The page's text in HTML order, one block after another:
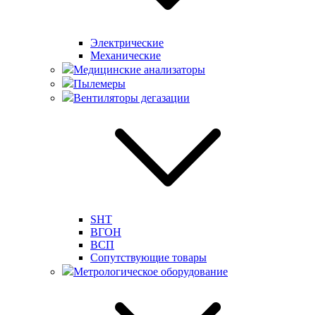
Электрические
Механические
Медицинские анализаторы
Пылемеры
Вентиляторы дегазации
SHT
ВГОН
ВСП
Сопутствующие товары
Метрологическое оборудование